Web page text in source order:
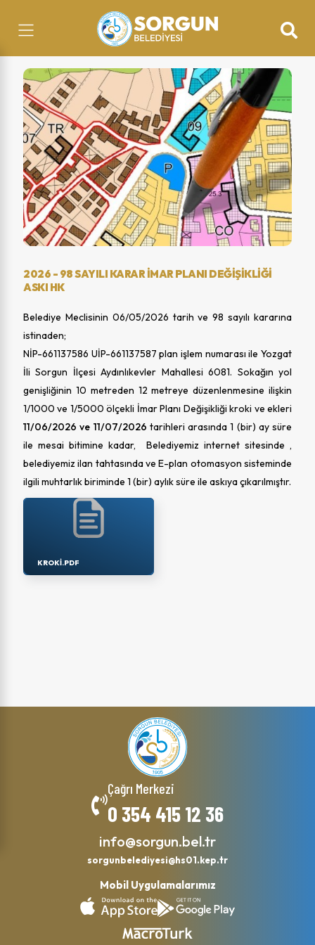
2026 - 98 SAYILI KARAR IMAR PLANI DEĞIŞIKLIĞI
ASKI HK
Belediye Meclisinin 06/05/2026 tarih ve 98 sayılı kararına
istinaden;
NİP-661137586 UİP-661137587 plan işlem numarası ile Yozgat
İli Sorgun İlçesi Aydınlıkevler Mahallesi 6081. Sokağın yol
genişliğinin 10 metreden 12 metreye düzenlenmesine ilişkin
1/1000 ve 1/5000 ölçekli İmar Planı Değişikliği kroki ve ekleri
11/06/2026 ve 11/07/2026 tarihleri arasında 1 (bir) ay süre
ile mesai bitimine kadar, Belediyemiz internet sitesinde ,
belediyemiz ilan tahtasında ve E-plan otomasyon sisteminde
ilgili muhtarlık biriminde 1 (bir) aylık süre ile askıya çıkarılmıştır.
KROKI.PDF
Çağrı Merkezi
0 354 415 12 36
info@sorgun.bel.tr
sorgunbelediyesi@hs01.kep.tr
Mobil Uygulamalarımız